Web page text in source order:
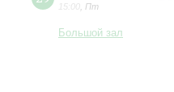
15:00 Пт
Большой зал